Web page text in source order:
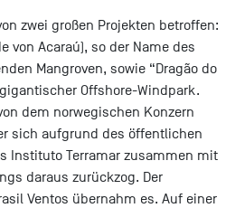
zwei großen Projekten betroffen:
von Acaraú), so der Name des
Mangroven, sowie “Dragão do
Offshore-Windpark.
dem norwegischen Konzern
sich aufgrund des öffentlichen
Instituto Terramar zusammen mit
daraus zurückzog. Der
Ventos übernahm es. Auf einer